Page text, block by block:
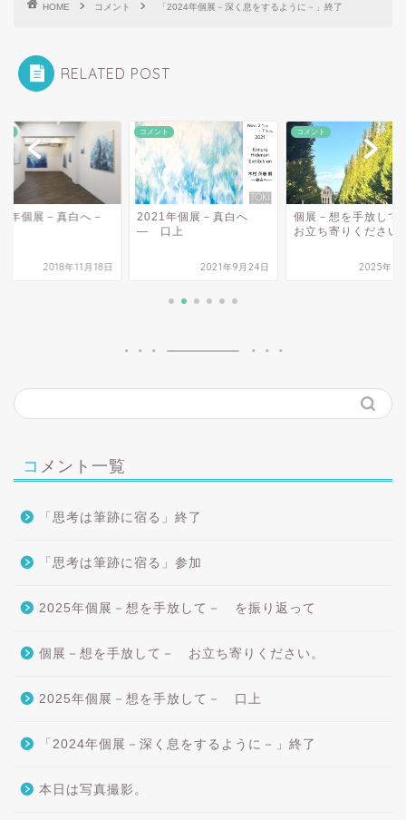
HOME コメント 「2024年個展－深く息をするように－」終了
RELATED POST
年個展－真白へ－
2018年11月18日
コメント
2021年個展－真白へ
― 口上
2021年9月24日
コメント
個展－想を手放し
お立ち寄りください
2025年11
コメント一覧
「思考は筆跡に宿る」終了
「思考は筆跡に宿る」参加
2025年個展－想を手放して－ を振り返って
個展－想を手放して－ お立ち寄りください。
2025年個展－想を手放して－ 口上
「2024年個展－深く息をするように－」終了
本日は写真撮影。